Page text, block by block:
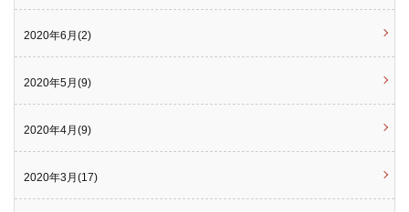
2020年6月(2)
2020年5月(9)
2020年4月(9)
2020年3月(17)